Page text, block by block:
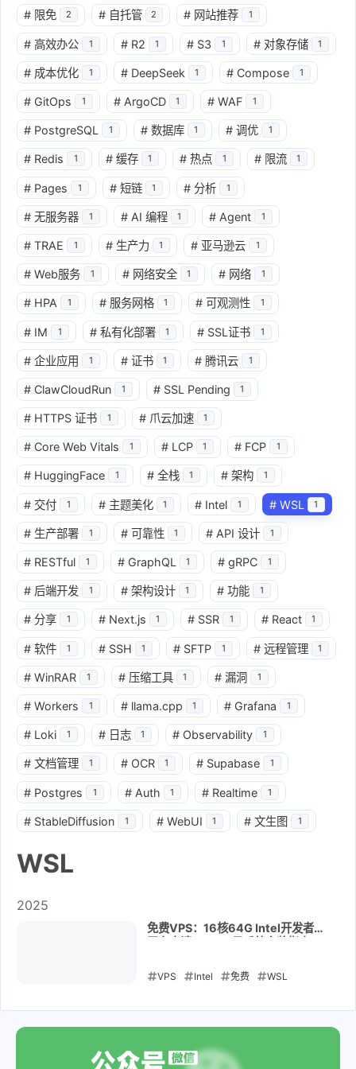
# 限免 2 # 自托管 2 # 网站推荐 1
# 高效办公 1 # R2 1 # S3 1 # 对象存储 1
# 成本优化 1 # DeepSeek 1 # Compose 1
# GitOps 1 # ArgoCD 1 # WAF 1
# PostgreSQL 1 # 数据库 1 # 调优 1
# Redis 1 # 缓存 1 # 热点 1 # 限流 1
# Pages 1 # 短链 1 # 分析 1
# 无服务器 1 # AI 编程 1 # Agent 1
# TRAE 1 # 生产力 1 # 亚马逊云 1
# Web服务 1 # 网络安全 1 # 网络 1
# HPA 1 # 服务网格 1 # 可观测性 1
# IM 1 # 私有化部署 1 # SSL证书 1
# 企业应用 1 # 证书 1 # 腾讯云 1
# ClawCloudRun 1 # SSL Pending 1
# HTTPS 证书 1 # 爪云加速 1
# Core Web Vitals 1 # LCP 1 # FCP 1
# HuggingFace 1 # 全栈 1 # 架构 1
# 交付 1 # 主题美化 1 # Intel 1 # WSL 1
# 生产部署 1 # 可靠性 1 # API 设计 1
# RESTful 1 # GraphQL 1 # gRPC 1
# 后端开发 1 # 架构设计 1 # 功能 1
# 分享 1 # Next.js 1 # SSR 1 # React 1
# 软件 1 # SSH 1 # SFTP 1 # 远程管理 1
# WinRAR 1 # 压缩工具 1 # 漏洞 1
# Workers 1 # llama.cpp 1 # Grafana 1
# Loki 1 # 日志 1 # Observability 1
# 文档管理 1 # OCR 1 # Supabase 1
# Postgres 1 # Auth 1 # Realtime 1
# StableDiffusion 1 # WebUI 1 # 文生图 1
WSL
2025
免费VPS：16核64G Intel开发者云
VPS Intel 免费 WSL